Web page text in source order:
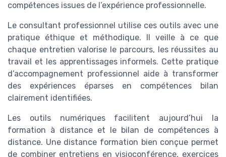
compétences issues de l’expérience professionnelle.
Le consultant professionnel utilise ces outils avec une
pratique éthique et méthodique. Il veille à ce que
chaque entretien valorise le parcours, les réussites au
travail et les apprentissages informels. Cette pratique
d’accompagnement professionnel aide à transformer
des expériences éparses en compétences bilan
clairement identifiées.
Les outils numériques facilitent aujourd’hui la
formation à distance et le bilan de compétences à
distance. Une distance formation bien conçue permet
de combiner entretiens en visioconférence, exercices